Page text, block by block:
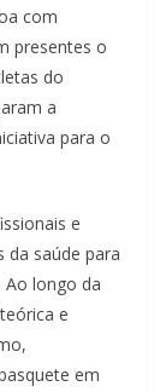
com
presentes o
do
a
para o
e
da saúde para
longo da
e
em